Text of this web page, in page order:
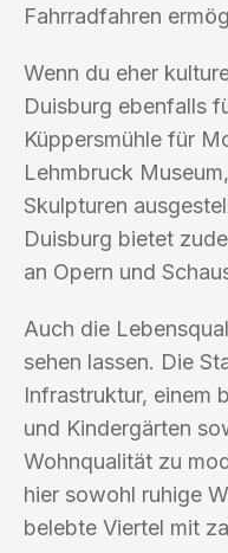
Fahrradfahren
Wenn du eher
Duisburg ebenfalls
Küppersmühle für
Lehmbruck
Skulpturen
Duisburg bietet
an Opern und
Auch die
sehen lassen. Die
Infrastruktur, einem
und Kindergärten
Wohnqualität zu
hier sowohl ruhige
belebte Viertel mit